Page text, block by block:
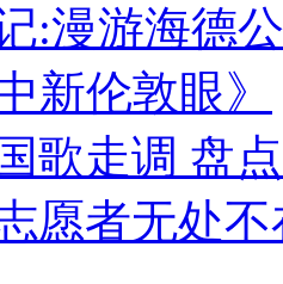
下狠手拳打脚踢
应
:漫游海德
新伦敦眼》
歌走调 盘
愿者无处